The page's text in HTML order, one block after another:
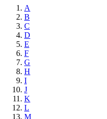
A
B
C
D
E
F
G
H
I
J
K
L
M